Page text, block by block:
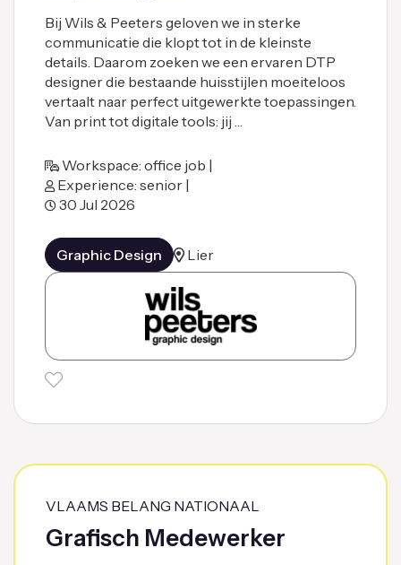
Bij Wils & Peeters geloven we in sterke
communicatie die klopt tot in de kleinste
details. Daarom zoeken we een ervaren DTP
designer die bestaande huisstijlen moeiteloos
vertaalt naar perfect uitgewerkte toepassingen.
Van print tot digitale tools: jij …
Workspace: office job |
Experience: senior |
30 Jul 2026
Graphic Design Lier
VLAAMS BELANG NATIONAAL
Grafisch Medewerker